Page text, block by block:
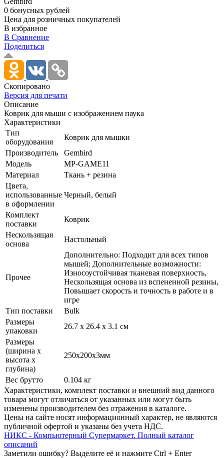
0 бонусных рублей
Цена для розничных покупателей
В избранное
В Сравнение
Поделиться
Скопировано
Версия для печати
Описание
Коврик для мыши с изображением паука
Характеристики
Тип
оборудования
Коврик для мышки
Производитель
Gembird
Модель
MP-GAME11
Материал
Ткань + резина
Цвета,
использованные
в оформлении
Черный, белый
Комплект
поставки
Коврик
Нескользящая
основа
Настольный
Прочее
Дополнительно: Подходит для всех типов
мышей; Дополнительные возможности:
Износоустойчивая тканевая поверхность,
Нескользящая основа из вспененной резины,
Повышает скорость и точность в работе и в
игре
Тип поставки
Bulk
Размеры
упаковки
26.7 x 26.4 x 3.1 см
Размеры
(ширина х
высота х
глубина)
250х200х3мм
Вес брутто
0.104 кг
Xарактеристики, комплект поставки и внешний вид данного
товара могут отличаться от указанных или могут быть
изменены производителем без отражения в каталоге.
Цены на сайте носят информационный характер, не являются
публичной офертой и указаны без учета НДС.
НИКС - Компьютерный Cупермаркет. Полный каталог
описаний
Заметили ошибку? Выделите её и нажмите Ctrl + Enter